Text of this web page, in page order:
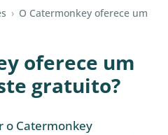
› O Catermonkey oferece um
oferece um
gratuito?
o Catermonkey